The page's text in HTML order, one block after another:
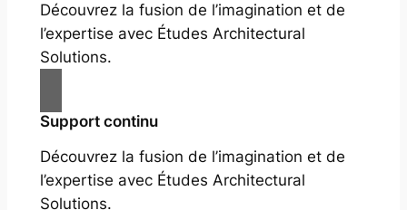
Découvrez la fusion de l’imagination et de
l’expertise avec Études Architectural
Solutions.
Support continu
Découvrez la fusion de l’imagination et de
l’expertise avec Études Architectural
Solutions.